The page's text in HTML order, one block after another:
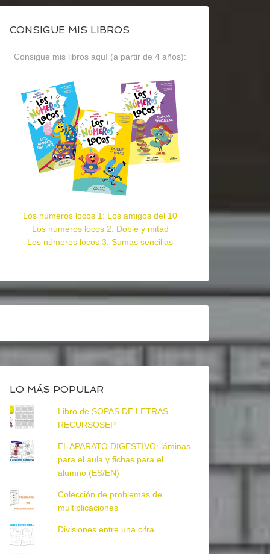
CONSIGUE MIS LIBROS
Consigue mis libros aquí (a partir de 4 años):
Los números locos 1: Los amigos del 10
Los números locos 2: Doble y mitad
Los números locos 3: Sumas sencillas
LO MÁS POPULAR
Libro de SOPAS DE LETRAS -
RECURSOSEP
EL APARATO DIGESTIVO: láminas
para el aula y fichas para el
alumno (ES/EN)
Colección de problemas de
multiplicaciones
Divisiones entre una cifra